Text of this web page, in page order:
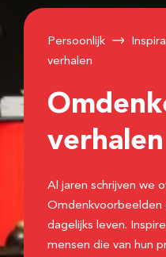
Persoonlijk
verhalen
verhalen
Al jaren schrijven we
dagelijks leven.
mensen die van hun